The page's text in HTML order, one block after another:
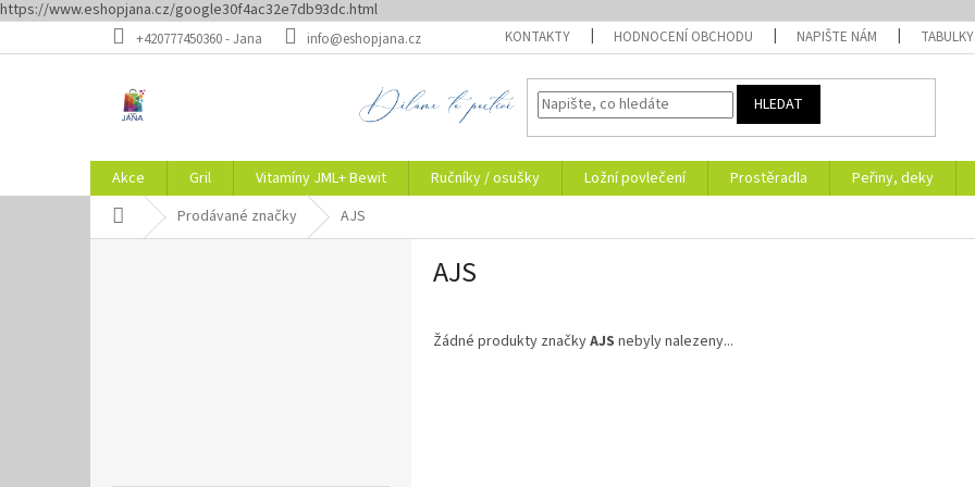
https://www.eshopjana.cz/google30f4ac32e7db93dc.html
na
+420777450360 - Jana info@eshopjana.cz KONTAKTY HODNOCENÍ OBCHODU NAPIŠTE NÁM TABULKY
HLEDAT
Akce Gril Vitamíny JML+ Bewit Ručníky / osušky Ložní povlečení Prostěradla Peřiny, deky
Domů Prodávané značky AJS
AJS
Žádné produkty značkyAJS nebyly nalezeny...